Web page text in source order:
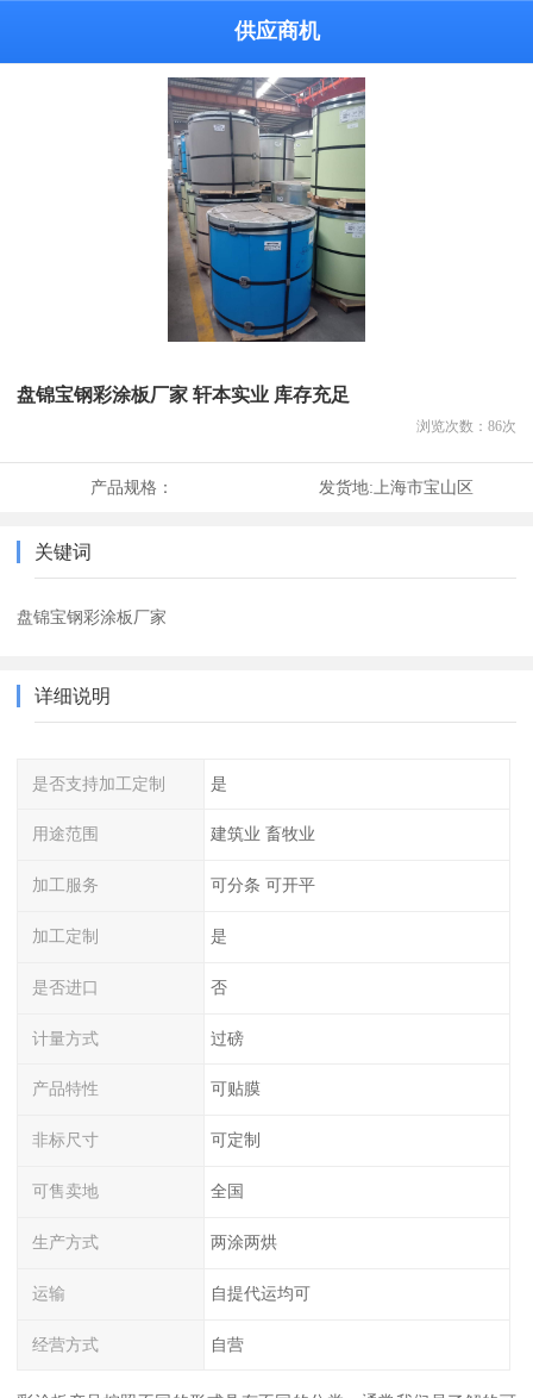
供应商机
盘锦宝钢彩涂板厂家 轩本实业 库存充足
浏览次数： 86次
产品规格： 发货地:上海市宝山区
关键词
盘锦宝钢彩涂板厂家
详细说明
是否支持加工定制 是
用途范围 建筑业 畜牧业
加工服务 可分条 可开平
加工定制 是
是否进口 否
计量方式 过磅
产品特性 可贴膜
非标尺寸 可定制
可售卖地 全国
生产方式 两涂两烘
运输 自提代运均可
经营方式 自营